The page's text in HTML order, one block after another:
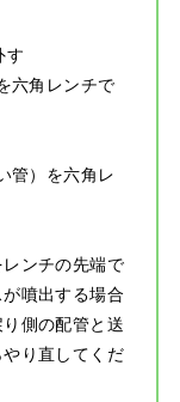
す
六角レンチで
管）を六角レ
ンチの先端で
噴出する場合
側の配管と送
り直してくだ